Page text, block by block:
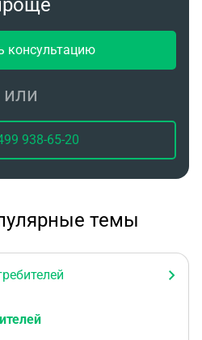
претензии риэлтор
и расчет за
консультацию
или
938-65-20
темы